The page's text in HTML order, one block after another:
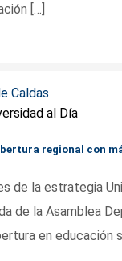
[…]
al Día
regional con
de la estrategia
de la Asamblea
en educación